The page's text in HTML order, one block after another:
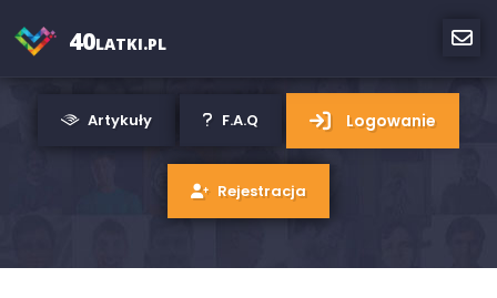
40LATKI.PL
Artykuły F.A.Q Logowanie
Rejestracja